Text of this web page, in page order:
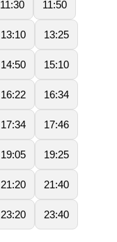
11:30 11:50
13:10 13:25
14:50 15:10
16:22 16:34
17:34 17:46
19:05 19:25
21:20 21:40
23:20 23:40